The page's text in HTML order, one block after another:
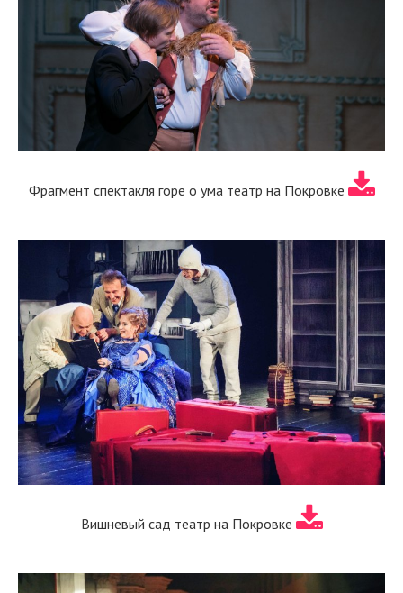
Фрагмент спектакля горе о ума театр на Покровке
Вишневый сад театр на Покровке